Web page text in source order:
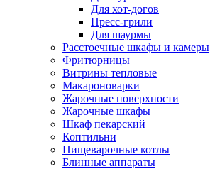
Для хот-догов
Пресс-грили
Для шаурмы
Расстоечные шкафы и камеры
Фритюрницы
Витрины тепловые
Макароноварки
Жарочные поверхности
Жарочные шкафы
Шкаф пекарский
Коптильни
Пищеварочные котлы
Блинные аппараты